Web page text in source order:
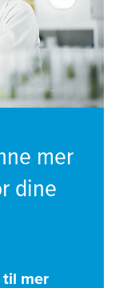
mer
dine
til mer